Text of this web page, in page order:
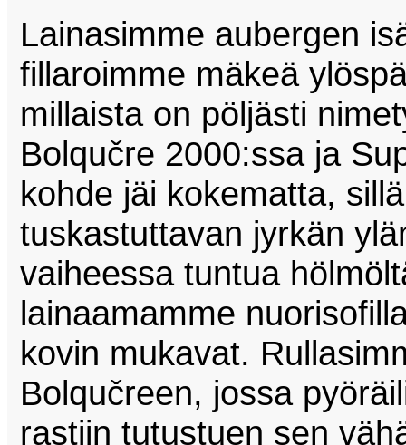
Lainasimme aubergen
fillaroimme mäkeä
millaista on pöljästi
Bolqučre 2000:ssa ja
kohde jäi kokematta,
tuskastuttavan jyrkän
vaiheessa tuntua
lainaamamme
kovin mukavat.
Bolqučreen, jossa
rastiin tutustuen sen